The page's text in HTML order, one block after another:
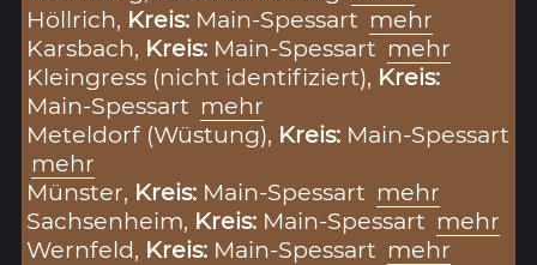
Höllrich, Kreis: Main-Spessart mehr
Karsbach, Kreis: Main-Spessart mehr
Kleingress (nicht identifiziert), Kreis:
Main-Spessart mehr
Meteldorf (Wüstung), Kreis: Main-Spessart
mehr
Münster, Kreis: Main-Spessart mehr
Sachsenheim, Kreis: Main-Spessart mehr
Wernfeld, Kreis: Main-Spessart mehr